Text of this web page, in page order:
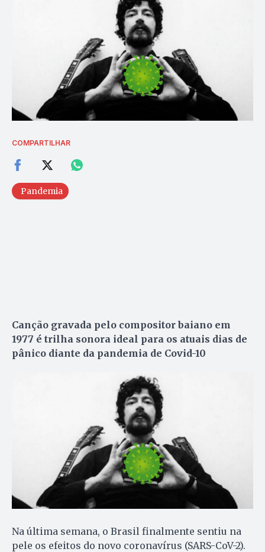
COMPARTILHAR
Pandemia
Canção gravada pelo compositor baiano em
1977 é trilha sonora ideal para os atuais dias de
pânico diante da pandemia de Covid-10
Na última semana, o Brasil finalmente sentiu na
pele os efeitos do novo coronavírus (SARS-CoV-2).